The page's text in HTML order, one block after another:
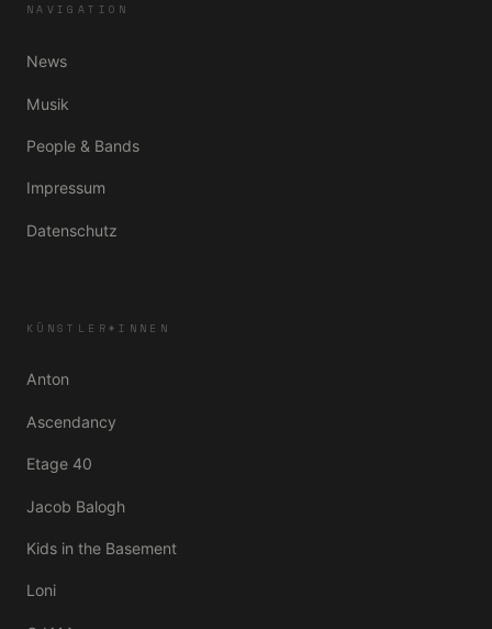
NAVIGATION
News
Musik
People & Bands
Impressum
Datenschutz
KÜNSTLER*INNEN
Anton
Ascendancy
Etage 40
Jacob Balogh
Kids in the Basement
Loni